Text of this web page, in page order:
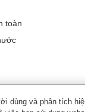
toàn
dùng và phân tích